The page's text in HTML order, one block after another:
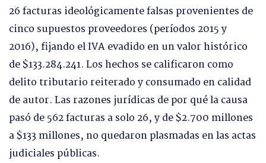
26 facturas ideológicamente falsas provenientes de
cinco supuestos proveedores (períodos 2015 y
2016), fijando el IVA evadido en un valor histórico
de $133.284.241. Los hechos se calificaron como
delito tributario reiterado y consumado en calidad
de autor. Las razones jurídicas de por qué la causa
pasó de 562 facturas a solo 26, y de $2.700 millones
a $133 millones, no quedaron plasmadas en las actas
judiciales públicas.